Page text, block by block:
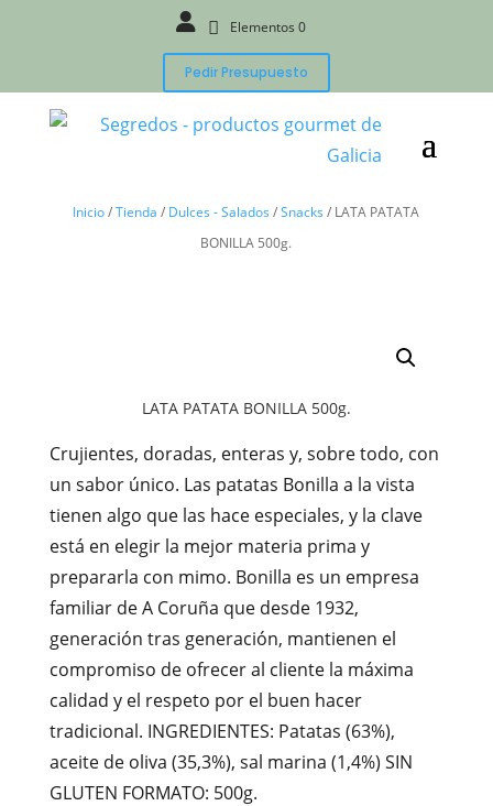
Elementos 0
Pedir Presupuesto
Inicio/Tienda / Dulces - Salados /Snacks / LATA PATATA
BONILLA 500g.
LATA PATATA BONILLA 500g.
Crujientes, doradas, enteras y, sobre todo, con
un sabor único. Las patatas Bonilla a la vista
tienen algo que las hace especiales, y la clave
está en elegir la mejor materia prima y
prepararla con mimo. Bonilla es un empresa
familiar de A Coruña que desde 1932,
generación tras generación, mantienen el
compromiso de ofrecer al cliente la máxima
calidad y el respeto por el buen hacer
tradicional. INGREDIENTES: Patatas (63%),
aceite de oliva (35,3%), sal marina (1,4%) SIN
GLUTEN FORMATO: 500g.